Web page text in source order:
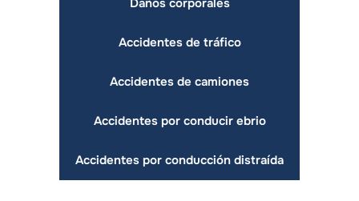
Daños corporales
Accidentes de tráfico
Accidentes de camiones
Accidentes por conducir ebrio
Accidentes por conducción distraída